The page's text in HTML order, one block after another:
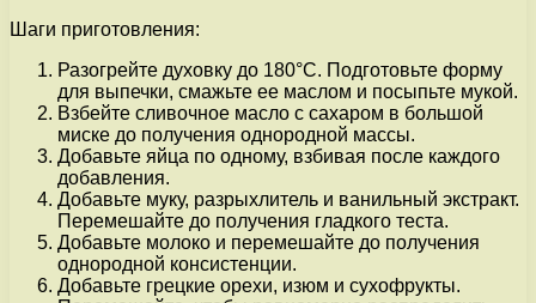
Шаги приготовления:
Разогрейте духовку до 180°C. Подготовьте форму
для выпечки, смажьте ее маслом и посыпьте мукой.
Взбейте сливочное масло с сахаром в большой
миске до получения однородной массы.
Добавьте яйца по одному, взбивая после каждого
добавления.
Добавьте муку, разрыхлитель и ванильный экстракт.
Перемешайте до получения гладкого теста.
Добавьте молоко и перемешайте до получения
однородной консистенции.
Добавьте грецкие орехи, изюм и сухофрукты.